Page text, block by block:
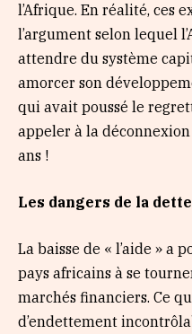
l’Afrique. En réalité, ces
l’argument selon lequel
attendre du système
amorcer son
qui avait poussé le
appeler à la
ans !
Les dangers de la
La baisse de « l’aide » a
pays africains à se
marchés financiers. Ce
d’endettement